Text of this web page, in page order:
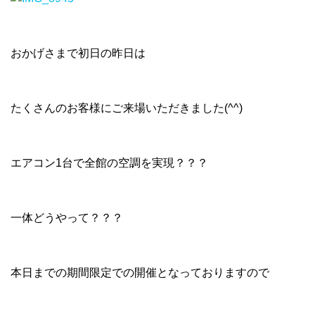
おかげさまで初日の昨日は
たくさんのお客様にご来場いただきました(^^)
エアコン1台で全館の空調を実現？？？
一体どうやって？？？
本日までの期間限定での開催となっておりますので